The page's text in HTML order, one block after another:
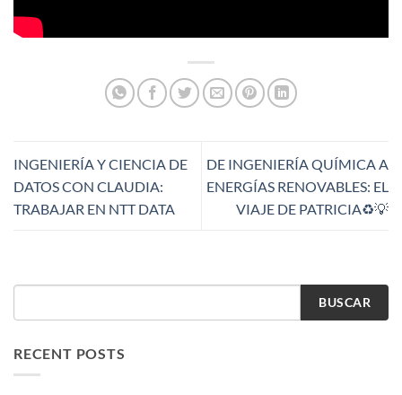
INGENIERÍA Y CIENCIA DE
DATOS CON CLAUDIA:
TRABAJAR EN NTT DATA
DE INGENIERÍA QUÍMICA A
ENERGÍAS RENOVABLES: EL
VIAJE DE PATRICIA♻️💡
BUSCAR
RECENT POSTS